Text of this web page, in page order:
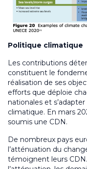
Politique climatique
Les contributions
constituent le
réalisation de ses
efforts que déploie
nationales et
climatique. En mars
soumis une CDN.
De nombreux pays
l’atténuation du
témoignent leurs